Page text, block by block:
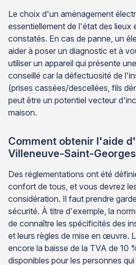
Le choix d'un aménagement
essentiellement de l'état des lieux
constatés. En cas de panne, un
aider à poser un diagnostic et à
utiliser un appareil qui présente
conseillé car la défectuosité de
(prises cassées/descellées, fils
peut être un potentiel vecteur
maison.
Comment obtenir l'aide
Villeneuve-Saint-
Des réglementations ont été
confort de tous, et vous devrez
considération. Il faut prendre
sécurité. À titre d'exemple, la
de connaître les spécificités des
et leurs règles de mise en œuvre.
encore la baisse de la TVA de 10
disponibles pour les personnes